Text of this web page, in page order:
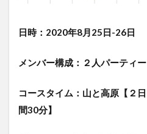
【東
回
の
日時：2020年8月25日-26日
メンバー構成：２人パーティー
コースタイム：山と高原 【２
間30分】